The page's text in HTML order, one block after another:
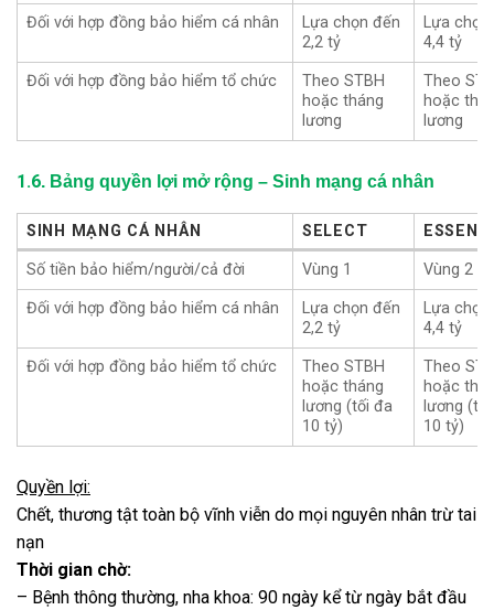
Đối với hợp đồng bảo hiểm cá nhân
Lựa chọn đến
2,2 tỷ
Lựa
4,4 tỷ
Đối với hợp đồng bảo hiểm tổ chức
Theo STBH
hoặc tháng
lương
Theo
hoặc
lương
1.6. Bảng quyền lợi mở rộng – Sinh mạng cá nhân
SINH MẠNG CÁ NHÂN SELECT
SINH MẠNG CÁ NHÂN
SELECT
Số tiền bảo hiểm/người/cả đời Vùng 1 Vùng 2
Đối với hợp đồng bảo hiểm cá nhân
Lựa chọn đến
2,2 tỷ
Lựa
4,4 tỷ
Đối với hợp đồng bảo hiểm tổ chức
Theo STBH
hoặc tháng
lương (tối đa
10 tỷ)
Theo
hoặc
lương
10 tỷ)
Quyền lợi:
Chết, thương tật toàn bộ vĩnh viễn do mọi nguyên nhân trừ tai
nạn
Thời gian chờ:
– Bệnh thông thường, nha khoa: 90 ngày kể từ ngày bắt đầu